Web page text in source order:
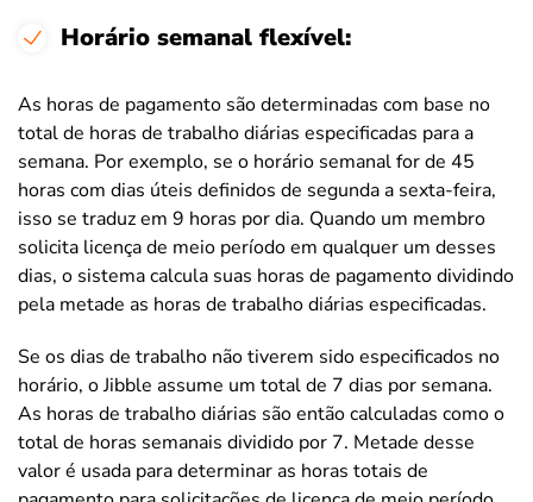
Horário semanal flexível:
As horas de pagamento são determinadas com base no
total de horas de trabalho diárias especificadas para a
semana. Por exemplo, se o horário semanal for de 45
horas com dias úteis definidos de segunda a sexta-feira,
isso se traduz em 9 horas por dia. Quando um membro
solicita licença de meio período em qualquer um desses
dias, o sistema calcula suas horas de pagamento dividindo
pela metade as horas de trabalho diárias especificadas.
Se os dias de trabalho não tiverem sido especificados no
horário, o Jibble assume um total de 7 dias por semana.
As horas de trabalho diárias são então calculadas como o
total de horas semanais dividido por 7. Metade desse
valor é usada para determinar as horas totais de